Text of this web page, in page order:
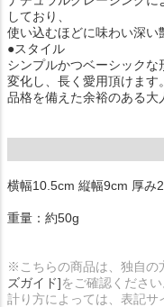
しており、
使い込むほどに味わい深い
●スタイル
シンプルかつベーシック
変化し、長く愛用頂けます。
品格を備えた余裕のある大
横幅10.5cm 縦幅9cm 厚み
重量：約50g
※こちらの商品は、独自の
ズガイド]をご確認ください
計り方によっては、表記サ